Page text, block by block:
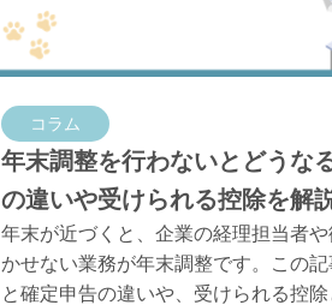
コラム
年末調整を行わないとどうな
の違いや受けられる控除を解
年末が近づくと、企業の経理担当者
かせない業務が年末調整です。この
と確定申告の違いや、受けられる控